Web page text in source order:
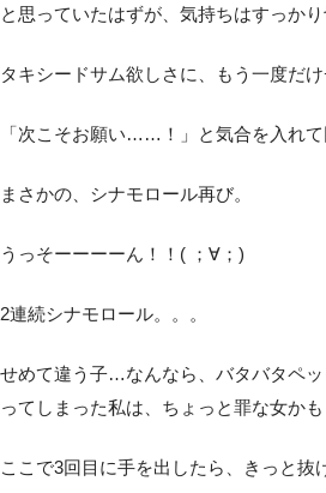
と思っていたはずが、気持ちはすっかり
タキシードサム欲しさに、もう一度だけ
「次こそお願い……！」と気合を入れ
まさかの、シナモロール再び。
うっそーーーーん！！( ；∀；)
2連続シナモロール。。。
せめて違う子…なんなら、バタバタペ
ってしまった私は、ちょっと罪な女かも
ここで3回目に手を出したら、きっと抜